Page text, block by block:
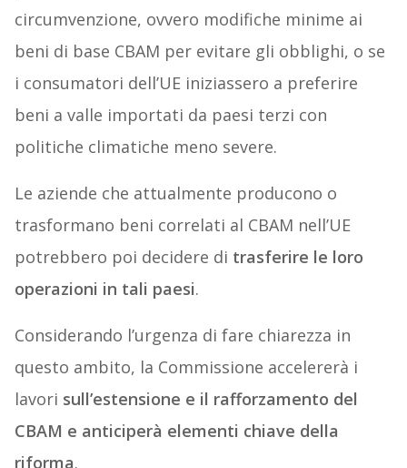
circumvenzione, ovvero modifiche minime ai
beni di base CBAM per evitare gli obblighi, o se
i consumatori dell’UE iniziassero a preferire
beni a valle importati da paesi terzi con
politiche climatiche meno severe.
Le aziende che attualmente producono o
trasformano beni correlati al CBAM nell’UE
potrebbero poi decidere di trasferire le loro
operazioni in tali paesi.
Considerando l’urgenza di fare chiarezza in
questo ambito, la Commissione accelererà i
lavori sull’estensione e il rafforzamento del
CBAM e anticiperà elementi chiave della
riforma.